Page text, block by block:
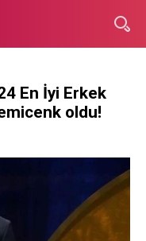
En İyi Erkek
oldu!